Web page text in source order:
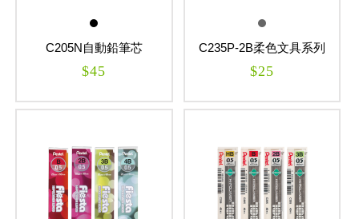
C205N自動鉛筆芯
_0.5mm
$45
C235P-2B柔色文具系列
自動鉛筆芯_0.5mm
$25